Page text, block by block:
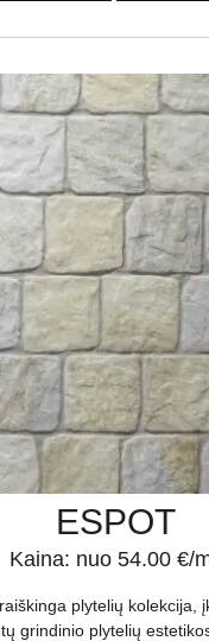
ESPOT
Kaina: nuo 54.00 €/
plytelių kolekcija,
grindinio plytelių